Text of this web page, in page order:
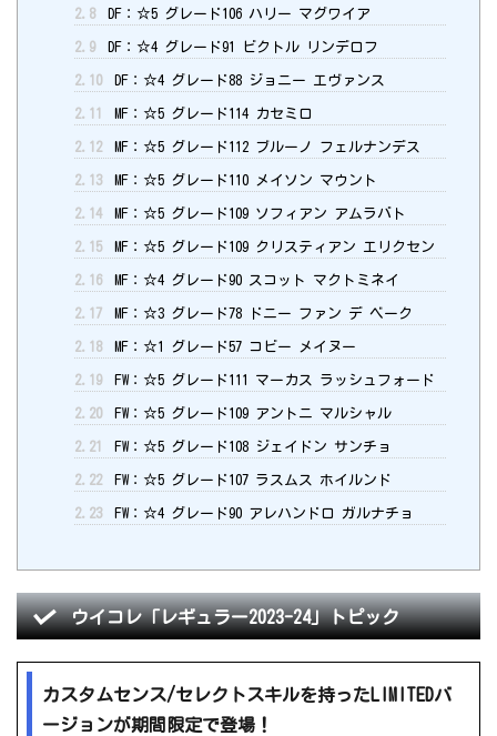
2.8 DF：☆5 グレード106 ハリー マグワイア
2.9 DF：☆4 グレード91 ビクトル リンデロフ
2.10 DF：☆4 グレード88 ジョニー エヴァンス
2.11 MF：☆5 グレード114 カセミロ
2.12 MF：☆5 グレード112 ブルーノ フェルナンデス
2.13 MF：☆5 グレード110 メイソン マウント
2.14 MF：☆5 グレード109 ソフィアン アムラバト
2.15 MF：☆5 グレード109 クリスティアン エリクセン
2.16 MF：☆4 グレード90 スコット マクトミネイ
2.17 MF：☆3 グレード78 ドニー ファン デ ベーク
2.18 MF：☆1 グレード57 コビー メイヌー
2.19 FW：☆5 グレード111 マーカス ラッシュフォード
2.20 FW：☆5 グレード109 アントニ マルシャル
2.21 FW：☆5 グレード108 ジェイドン サンチョ
2.22 FW：☆5 グレード107 ラスムス ホイルンド
2.23 FW：☆4 グレード90 アレハンドロ ガルナチョ
ウイコレ「レギュラー2023-24」トピック
カスタムセンス/セレクトスキルを持ったLIMITEDバ
ージョンが期間限定で登場！